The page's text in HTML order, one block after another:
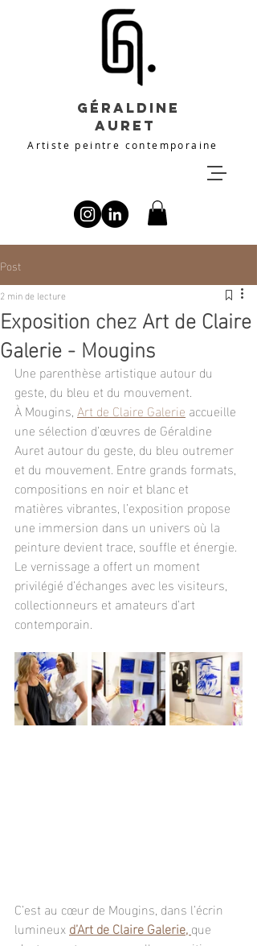
Géraldine
Auret
Artiste peintre contemporaine
Post
Exposition chez Art de Claire
Galerie - Mougins
2 min de lecture
Une parenthèse artistique autour du
geste, du bleu et du mouvement.
À Mougins, Art de Claire Galerie accueille
une sélection d’œuvres de Géraldine
Auret autour du geste, du bleu outremer
et du mouvement. Entre grands formats,
compositions en noir et blanc et
matières vibrantes, l’exposition propose
une immersion dans un univers où la
peinture devient trace, souffle et énergie.
Le vernissage a offert un moment
privilégié d’échanges avec les visiteurs,
collectionneurs et amateurs d’art
contemporain.
C’est au cœur de Mougins, dans l’écrin
lumineux d’Art de Claire Galerie, que